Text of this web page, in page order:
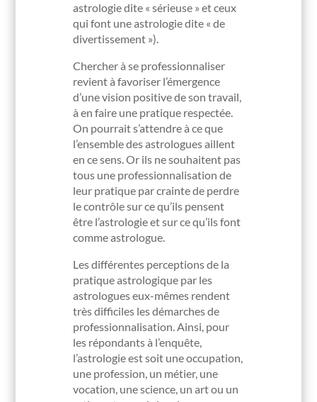
astrologie dite « sérieuse » et ceux
qui font une astrologie dite « de
divertissement »).
Chercher à se professionnaliser
revient à favoriser l’émergence
d’une vision positive de son travail,
à en faire une pratique respectée.
On pourrait s’attendre à ce que
l’ensemble des astrologues aillent
en ce sens. Or ils ne souhaitent pas
tous une professionnalisation de
leur pratique par crainte de perdre
le contrôle sur ce qu’ils pensent
être l’astrologie et sur ce qu’ils font
comme astrologue.
Les différentes perceptions de la
pratique astrologique par les
astrologues eux-mêmes rendent
très difficiles les démarches de
professionnalisation. Ainsi, pour
les répondants à l’enquête,
l’astrologie est soit une occupation,
une profession, un métier, une
vocation, une science, un art ou un